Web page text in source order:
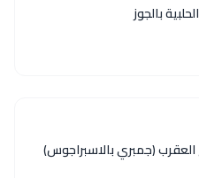
بالجوز
(جمبري بالاسبراجوس)